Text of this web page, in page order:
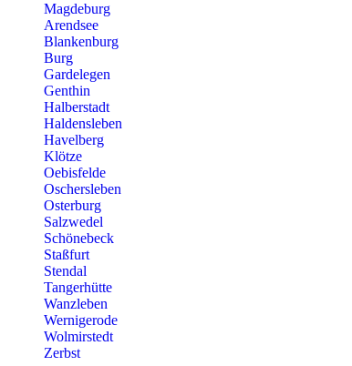
Magdeburg
Arendsee
Blankenburg
Burg
Gardelegen
Genthin
Halberstadt
Haldensleben
Havelberg
Klötze
Oebisfelde
Oschersleben
Osterburg
Salzwedel
Schönebeck
Staßfurt
Stendal
Tangerhütte
Wanzleben
Wernigerode
Wolmirstedt
Zerbst